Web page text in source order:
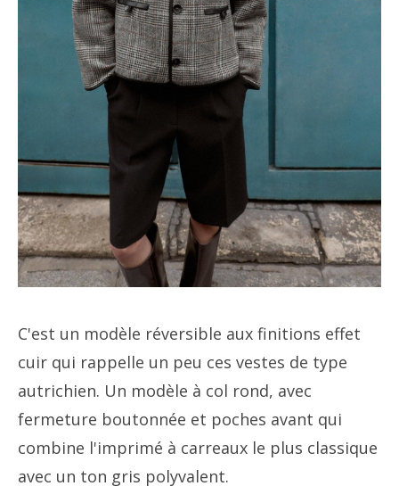
C'est un modèle réversible aux finitions effet
cuir qui rappelle un peu ces vestes de type
autrichien. Un modèle à col rond, avec
fermeture boutonnée et poches avant qui
combine l'imprimé à carreaux le plus classique
avec un ton gris polyvalent.